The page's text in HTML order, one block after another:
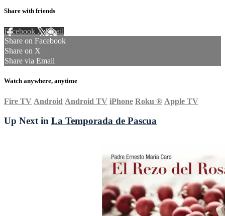
Share with friends
Facebook XEmail
Share on Facebook
Share on X
Share via Email
Watch anywhere, anytime
Fire TV Android Android TV iPhone Roku ® Apple TV
Up Next in La Temporada de Pascua